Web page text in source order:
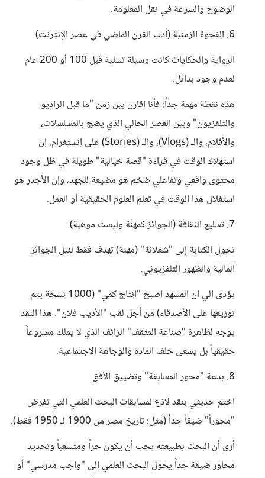
الوضوح والسرعة في نقل المعلومة.
6. الفجوة الزمنية (أدب القرن الماضي في عصر الإنترنت)
الرواية والحكايات كانت وسيلة تسلية قبل 100 أو 200 عام
لعدم وجود بدائل.
هذه نقطة مهمة جداً؛ فأنا اقارن بين زمن "ما قبل الراديو
والتلفزيون" وبين العصر الحالي الذي يضج بالمسلسلات،
والأفلام، والـ (Vlogs)، والـ (Stories) على إنستغرام. إن
استهلاك الوقت في قراءة "قصة خيالية" طويلة في ظل وجود
محتوى واقعي وتفاعلي ضخم هو مضيعة للجهد، وإن الأجدر هو
استغلال هذا الوقت في تعلم العلوم الحقيقية أو العمل.
7. تسليع الثقافة (الجوائز كمهنة وليست موهبة)
تحول الكتابة إلى "شغلانة" (مهنة) تهدف فقط لنيل الجوائز
المالية والظهور التلفزيوني.
يؤدى الي ان المشهد اصبح "إنتاج كمي" (1000 نسخة يتم
توزيعها على الأصدقاء) من أجل لقب "الأديب فلان". هذا النقد
يوجه لظاهرة "صناعة المثقف" الزائف الذي لا يملك مشروعاً
حقيقياً بل يسعى خلف المادة والوجاهة الاجتماعية.
8. بدعة "محور المسابقة" وتضييق الأفق
اختم حديثي بنقد لاذع لمسابقات البحث العلمي التي تفرض
"محوراً" ضيقاً جداً (مثل: تاريخ مصر من 1900 لـ 1950 فقط).
أرى أن البحث بطبيعته يجب أن يكون حراً ومتشعباً وتحديد
محاور ضيقة جداً يحول البحث العلمي إلى "واجب مدرسي" أو